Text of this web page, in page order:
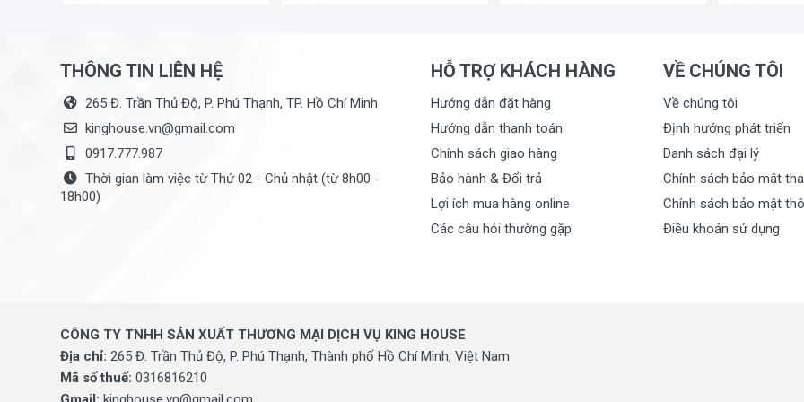
THÔNG TIN LIÊN HỆ
265 Đ. Trần Thủ Độ, P. Phú Thạnh, TP. Hồ Chí Minh
kinghouse.vn@gmail.com
0917.777.987
Thời gian làm việc từ Thứ 02 - Chủ nhật (từ 8h00 -
18h00)
HỖ TRỢ KHÁCH HÀNG
Hướng dẫn đặt hàng
Hướng dẫn thanh toán
Chính sách giao hàng
Bảo hành & Đổi trả
Lợi ích mua hàng online
Các câu hỏi thường gặp
VỀ CHÚNG TÔI
Về chúng tôi
Định hướng phát triển
Danh sách đại lý
Chính sách bảo mật
Chính sách bảo mật
Điều khoản sử dụng
CÔNG TY TNHH SẢN XUẤT THƯƠNG MẠI DỊCH VỤ KING HOUSE
Địa chỉ: 265 Đ. Trần Thủ Độ, P. Phú Thạnh, Thành phố Hồ Chí Minh, Việt Nam
Mã số thuế: 0316816210